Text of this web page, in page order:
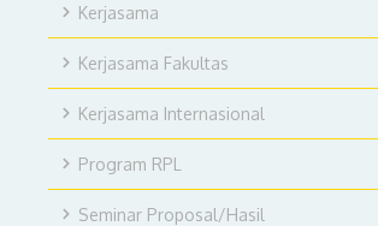
Kerjasama
Kerjasama Fakultas
Kerjasama Internasional
Program RPL
Seminar Proposal/Hasil